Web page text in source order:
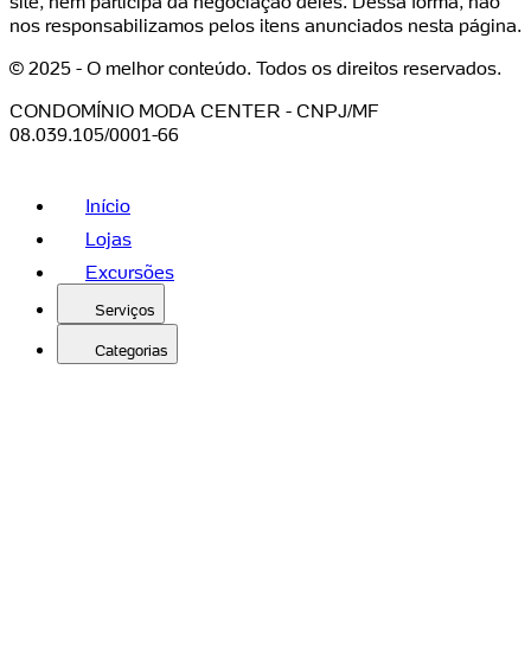
nos responsabilizamos pelos itens anunciados nesta página.
© 2025 - O melhor conteúdo. Todos os direitos reservados.
CONDOMÍNIO MODA CENTER - CNPJ/MF
08.039.105/0001-66
Início
Lojas
Excursões
Serviços
Categorias